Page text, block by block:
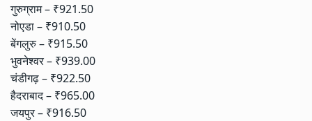
गुरुग्राम – ₹921.50
नोएडा – ₹910.50
बेंगलुरु – ₹915.50
भुवनेश्वर – ₹939.00
चंडीगढ़ – ₹922.50
हैदराबाद – ₹965.00
जयपुर – ₹916.50